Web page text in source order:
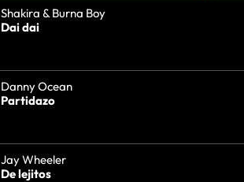
Shakira & Burna Boy
Dai dai
Danny Ocean
Partidazo
Jay Wheeler
De lejitos